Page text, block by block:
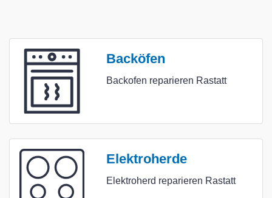
Backöfen
Backofen reparieren Rastatt
Elektroherde
Elektroherd reparieren Rastatt